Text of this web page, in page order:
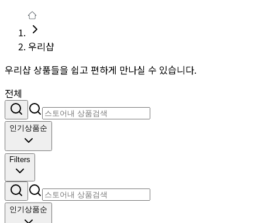
우리샵
우리샵 상품들을 쉽고 편하게 만나실 수 있습니다.
전체
인기상품순
Filters
인기상품순